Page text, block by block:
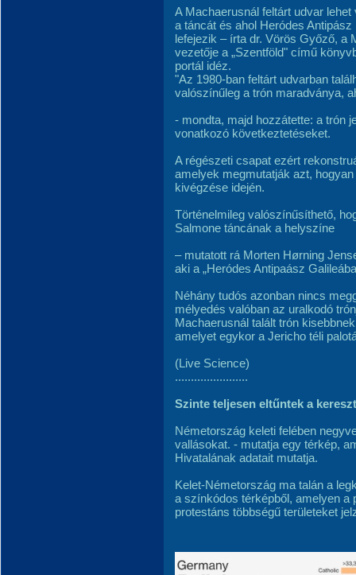
A Machaerusnál feltárt udvar
a táncát és ahol Heródes
lefejezik – írta dr. Vörös Győző, a
vezetője a „Szentföld" című
portál idéz.
"Az 1980-ban feltárt udvarban
valószínűleg a trón maradványa,
- mondta, majd hozzátette: a trón
vonatkozó következtetéseket.
A régészeti csapat ezért
amelyek megmutatják azt,
kivégzése idején.
Történelmileg valószínűsíthető,
Salmone táncának a helyszíne
– mutatott rá Morten Hørning
aki a „Heródes Antipaász
Néhány tudós azonban nincs
mélyedés valóban az uralkodó
Machaerusnál talált trón
amelyet egykor a Jericho téli
(Live Science)
.......................
Szinte teljesen eltűntek a
Németország keleti felében
vallásokat. - mutatja egy térkép,
Hivatalának adatait mutatja.
Kelet-Németország ma talán a
a színkódos térképből, amelyen
protestáns többségű területeket